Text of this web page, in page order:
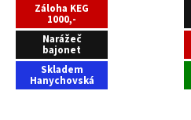
Záloha KEG
1000,-
Narážeč
bajonet
Skladem
Hanychovská